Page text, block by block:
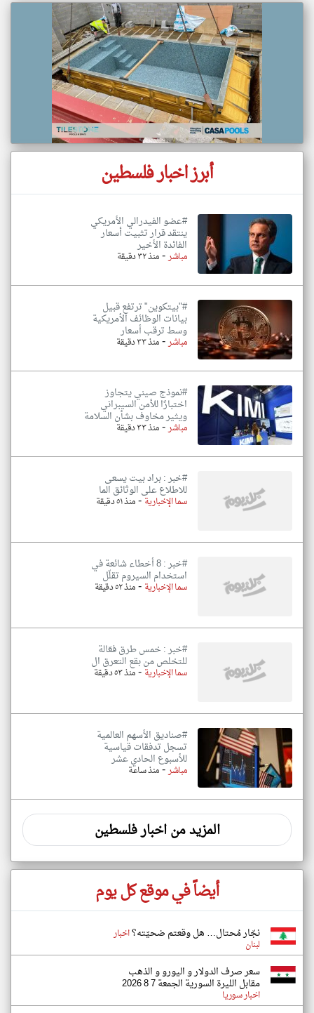
أبرز اخبار فلسطين
#عضو الفيدرالي الأمريكي
ينتقد قرار تثبيت أسعار
الفائدة الأخير
مباشر-منذ ٣٢ دقيقة
#"بيتكوين" ترتفع قبيل
بيانات الوظائف الأمريكية
وسط ترقب أسعار
مباشر-منذ ٣٣ دقيقة
#نموذج صيني يتجاوز
اختبارًا للأمن السيبراني
ويثير مخاوف بشأن السلامة
مباشر-منذ ٣٣ دقيقة
#خبر : براد بيت يسعى
للاطلاع على الوثائق الما
سما الإخبارية-منذ ٥١ دقيقة
#خبر : 8 أخطاء شائعة في
استخدام السيروم تقلّل
سما الإخبارية -منذ ٥٢ دقيقة
#خبر : خمس طرق فعّالة
للتخلص من بقع التعرق ال
سما الإخبارية-منذ ٥٣ دقيقة
#صناديق الأسهم العالمية
تسجل تدفقات قياسية
للأسبوع الحادي عشر
مباشر-منذ ساعة
المزيد من اخبار فلسطين
أيضاً في موقع كل يوم
نجّار مُحتال… هل وقعتم ضحيّته؟اخبار
لبنان
سعر صرف الدولار و اليورو و الذهب
مقابل الليرة السورية الجمعة 7 8 2026
اخبار سوريا